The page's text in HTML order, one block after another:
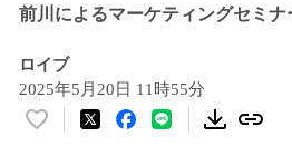
前川によるマーケティングセミナ
ロイブ
2025年5月20日 11時55分
い